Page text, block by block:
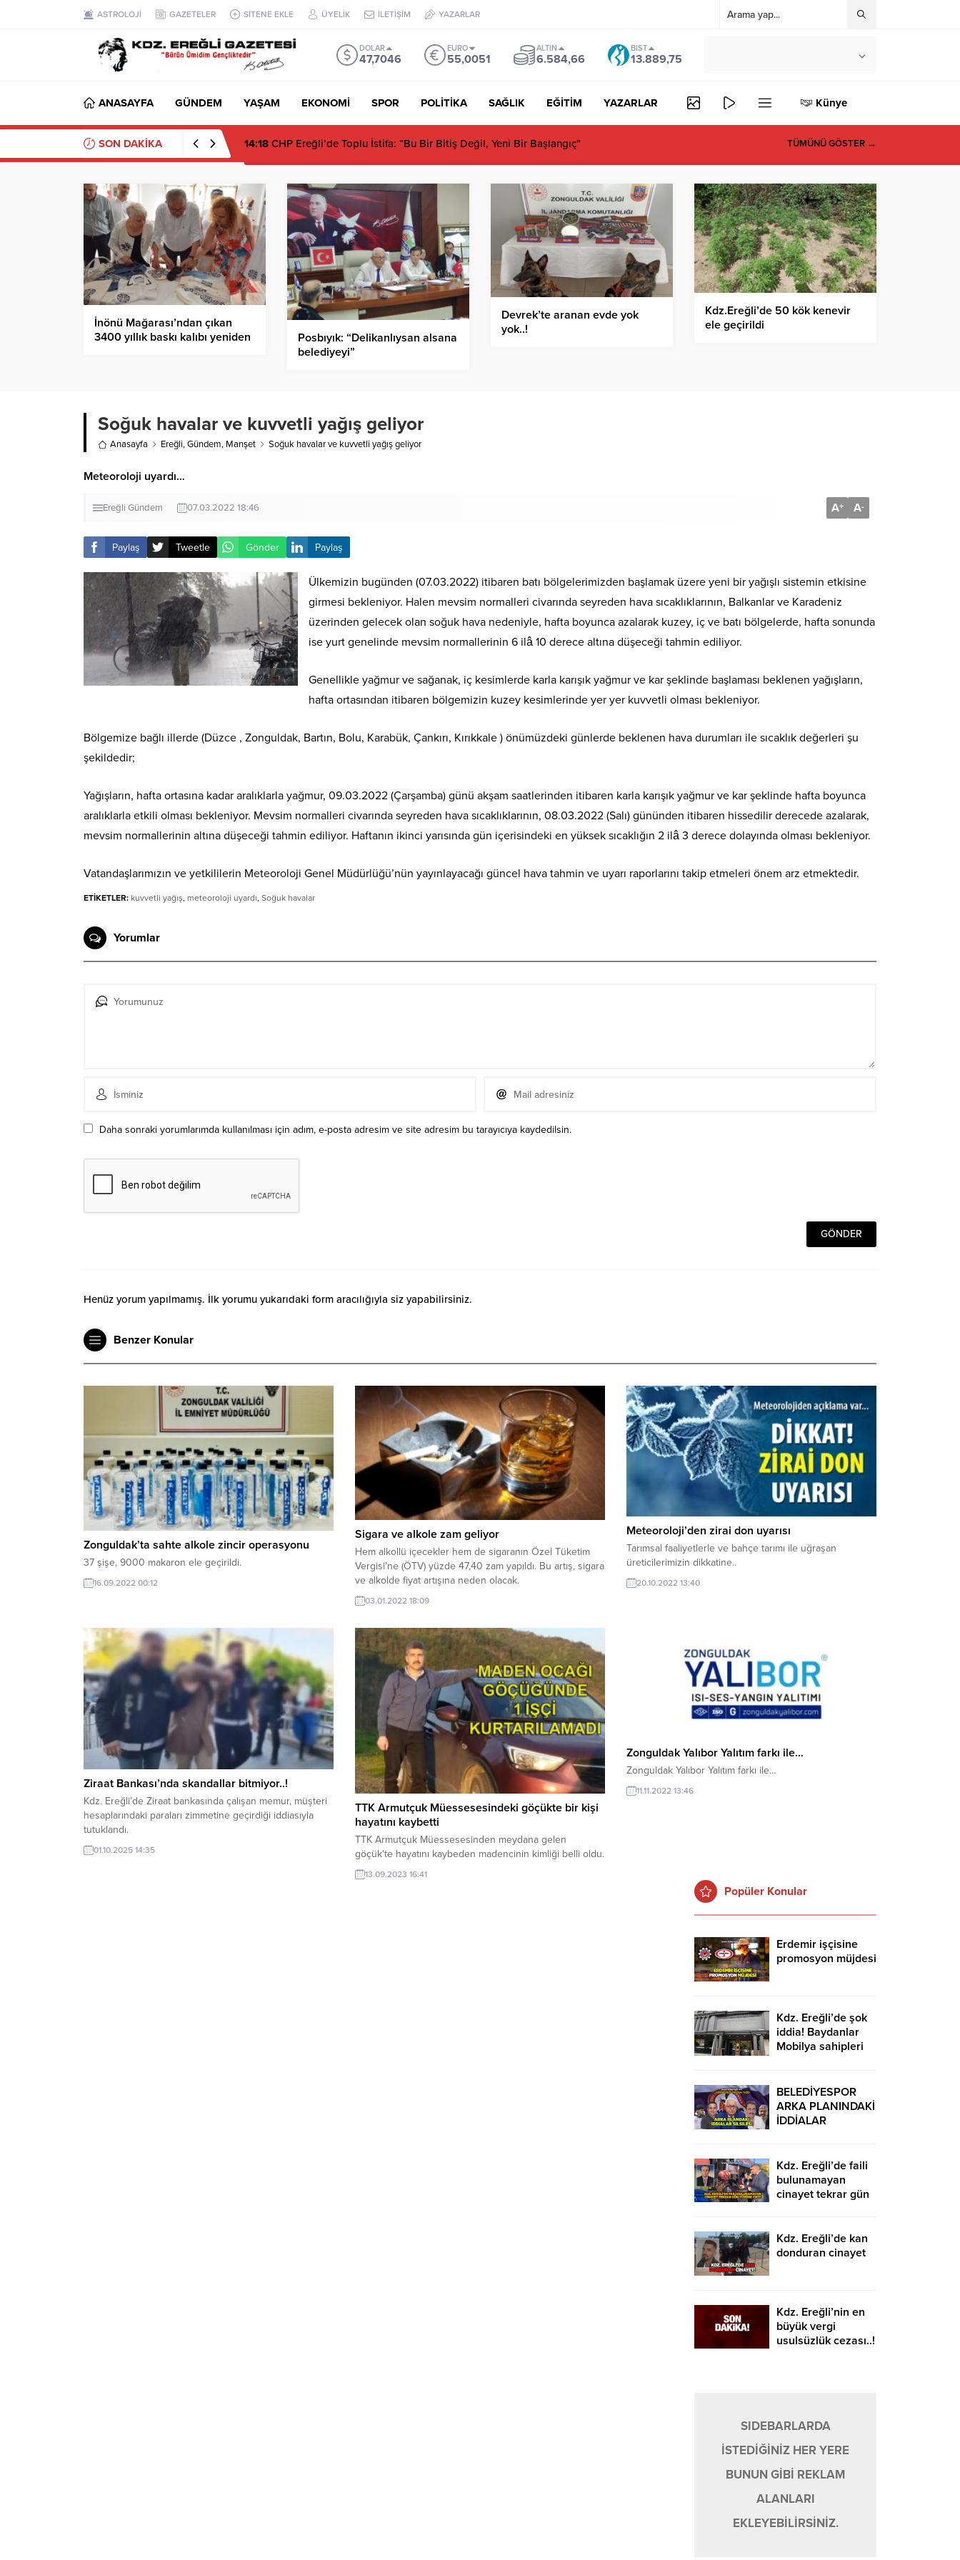
ASTROLOJİ GAZETELER SİTENE EKLE ÜYELİK İLETİŞİM YAZARLAR
DOLAR
47,7046
EURO
55,0051
ALTIN
6.584,66
BIST
13.889,75
ANASAYFA GÜNDEM YAŞAM EKONOMİ SPOR POLİTİKA SAĞLIK EĞİTİM YAZARLAR Künye
SON DAKİKA 14:18 CHP Ereğli’de Toplu İstifa: “Bu Bir Bitiş Değil, Yeni Bir Başlangıç” TÜMÜNÜ GÖSTER →
İnönü Mağarası’ndan çıkan
3400 yıllık baskı kalıbı yeniden
Posbıyık: “Delikanlıysan alsana
belediyeyi”
Devrek’te aranan evde yok
yok..!
Kdz.Ereğli’de 50 kök kenevir
ele geçirildi
Soğuk havalar ve kuvvetli yağış geliyor
Anasayfa Ereğli,Gündem, Manşet Soğuk havalar ve kuvvetli yağış geliyor
Meteoroloji uyardı…
Ereğli Gündem 07.03.2022 18:46 A+ A-
Paylaş Tweetle Gönder Paylaş
Ülkemizin bugünden (07.03.2022) itibaren batı bölgelerimizden başlamak üzere yeni bir yağışlı sistemin etkisine
girmesi bekleniyor. Halen mevsim normalleri civarında seyreden hava sıcaklıklarının, Balkanlar ve Karadeniz
üzerinden gelecek olan soğuk hava nedeniyle, hafta boyunca azalarak kuzey, iç ve batı bölgelerde, hafta sonunda
ise yurt genelinde mevsim normallerinin 6 ilâ 10 derece altına düşeceği tahmin ediliyor.
Genellikle yağmur ve sağanak, iç kesimlerde karla karışık yağmur ve kar şeklinde başlaması beklenen yağışların,
hafta ortasından itibaren bölgemizin kuzey kesimlerinde yer yer kuvvetli olması bekleniyor.
Bölgemize bağlı illerde (Düzce , Zonguldak, Bartın, Bolu, Karabük, Çankırı, Kırıkkale ) önümüzdeki günlerde beklenen hava durumları ile sıcaklık değerleri şu
şekildedir;
Yağışların, hafta ortasına kadar aralıklarla yağmur, 09.03.2022 (Çarşamba) günü akşam saatlerinden itibaren karla karışık yağmur ve kar şeklinde hafta boyunca
aralıklarla etkili olması bekleniyor. Mevsim normalleri civarında seyreden hava sıcaklıklarının, 08.03.2022 (Salı) gününden itibaren hissedilir derecede azalarak,
mevsim normallerinin altına düşeceği tahmin ediliyor. Haftanın ikinci yarısında gün içerisindeki en yüksek sıcaklığın 2 ilâ 3 derece dolayında olması bekleniyor.
Vatandaşlarımızın ve yetkililerin Meteoroloji Genel Müdürlüğü’nün yayınlayacağı güncel hava tahmin ve uyarı raporlarını takip etmeleri önem arz etmektedir.
ETİKETLER: kuvvetli yağış, meteoroloji uyardı, Soğuk havalar
Yorumlar
Daha sonraki yorumlarımda kullanılması için adım, e-posta adresim ve site adresim bu tarayıcıya kaydedilsin.
Henüz yorum yapılmamış. İlk yorumu yukarıdaki form aracılığıyla siz yapabilirsiniz.
Benzer Konular
Zonguldak’ta sahte alkole zincir operasyonu
37 şişe, 9000 makaron ele geçirildi.
16.09.2022 00:12
Sigara ve alkole zam geliyor
Hem alkollü içecekler hem de sigaranın Özel Tüketim
Vergisi'ne (ÖTV) yüzde 47,40 zam yapıldı. Bu artış, sigara
ve alkolde fiyat artışına neden olacak.
03.01.2022 18:09
Meteoroloji’den zirai don uyarısı
Tarımsal faaliyetlerle ve bahçe tarımı ile uğraşan
üreticilerimizin dikkatine..
20.10.2022 13:40
Ziraat Bankası’nda skandallar bitmiyor..!
Kdz. Ereğli’de Ziraat bankasında çalışan memur, müşteri
hesaplarındaki paraları zimmetine geçirdiği iddiasıyla
tutuklandı.
01.10.2025 14:35
TTK Armutçuk Müessesesindeki göçükte bir kişi
hayatını kaybetti
TTK Armutçuk Müessesesinden meydana gelen
göçük'te hayatını kaybeden madencinin kimliği belli oldu.
13.09.2023 16:41
Zonguldak Yalıbor Yalıtım farkı ile…
Zonguldak Yalıbor Yalıtım farkı ile…
11.11.2022 13:46
Popüler Konular
Erdemir işçisine
promosyon müjdesi
Kdz. Ereğli’de şok
iddia! Baydanlar
Mobilya sahipleri
BELEDİYESPOR
ARKA PLANINDAKİ
İDDİALAR
Kdz. Ereğli’de faili
bulunamayan
cinayet tekrar gün
Kdz. Ereğli’de kan
donduran cinayet
Kdz. Ereğli’nin en
büyük vergi
usulsüzlük cezası..!
SIDEBARLARDA
İSTEDİĞİNİZ HER YERE
BUNUN GİBİ REKLAM
ALANLARI
EKLEYEBİLİRSİNİZ.